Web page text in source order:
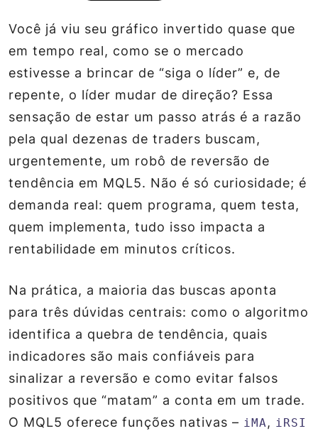
Você já viu seu gráfico invertido quase que
em tempo real, como se o mercado
estivesse a brincar de “siga o líder” e, de
repente, o líder mudar de direção? Essa
sensação de estar um passo atrás é a razão
pela qual dezenas de traders buscam,
urgentemente, um robô de reversão de
tendência em MQL5. Não é só curiosidade; é
demanda real: quem programa, quem testa,
quem implementa, tudo isso impacta a
rentabilidade em minutos críticos.
Na prática, a maioria das buscas aponta
para três dúvidas centrais: como o algoritmo
identifica a quebra de tendência, quais
indicadores são mais confiáveis para
sinalizar a reversão e como evitar falsos
positivos que “matam” a conta em um trade.
O MQL5 oferece funções nativas – iMA, iRSI